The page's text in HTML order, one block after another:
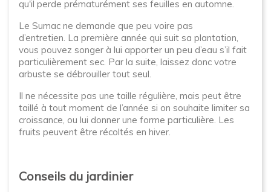
qu'il perde prématurément ses feuilles en automne.
Le Sumac ne demande que peu voire pas
d’entretien. La première année qui suit sa plantation,
vous pouvez songer à lui apporter un peu d’eau s’il fait
particulièrement sec. Par la suite, laissez donc votre
arbuste se débrouiller tout seul.
Il ne nécessite pas une taille régulière, mais peut être
taillé à tout moment de l’année si on souhaite limiter sa
croissance, ou lui donner une forme particulière. Les
fruits peuvent être récoltés en hiver.
Conseils du jardinier